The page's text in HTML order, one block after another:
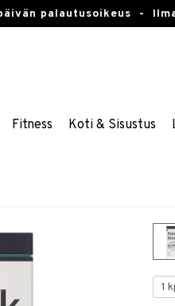
palautusoikeus -
Fitness Koti & Sisustus